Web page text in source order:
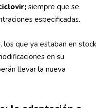
siempre que se
especificadas.
los que ya estaban en stock
en su
llevar la nueva